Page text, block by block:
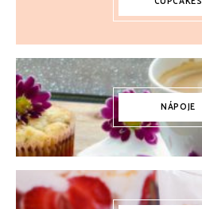
NÁPOJE